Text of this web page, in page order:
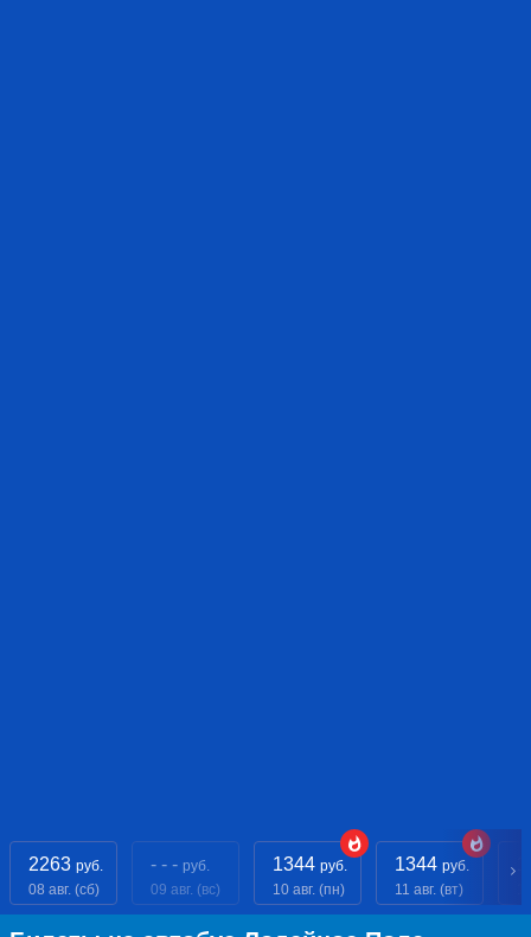
2263 руб.
08 авг. (сб)
- - - руб.
09 авг. (вс)
1344 руб.
10 авг. (пн)
1344 руб.
11 авг. (вт)